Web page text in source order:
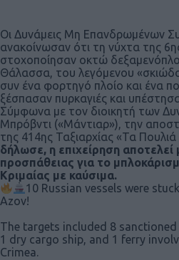
Οι Δυνάμεις Μη Επανδρωμένων
ανακοίνωσαν ότι τη νύχτα της
στοχοποίησαν οκτώ
Θάλασσα, του λεγόμενου
συν ένα φορτηγό πλοίο και ένα
ξέσπασαν πυρκαγιές και
Σύμφωνα με τον διοικητή των
Μπρόβντι («Μάντιαρ»), την
της 414ης Ταξιαρχίας «Τα
δήλωσε, η επιχείρηση αποτελεί
προσπάθειας για το
Κριμαίας με καύσιμα.
10 Russian vessels were
Azov!
The targets included 8
1 dry cargo ship, and 1 ferry
Crimea.